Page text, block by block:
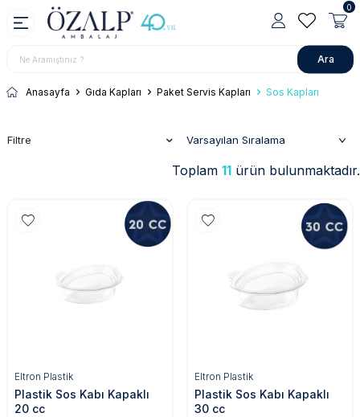
Ara
0
Anasayfa Gıda Kapları Paket Servis Kapları Sos Kapları
Filtre
Toplam 11 ürün bulunmaktadır.
Eltron Plastik
Plastik Sos Kabı Kapaklı
20 cc
Eltron Plastik
Plastik Sos Kabı Kapaklı
30 cc